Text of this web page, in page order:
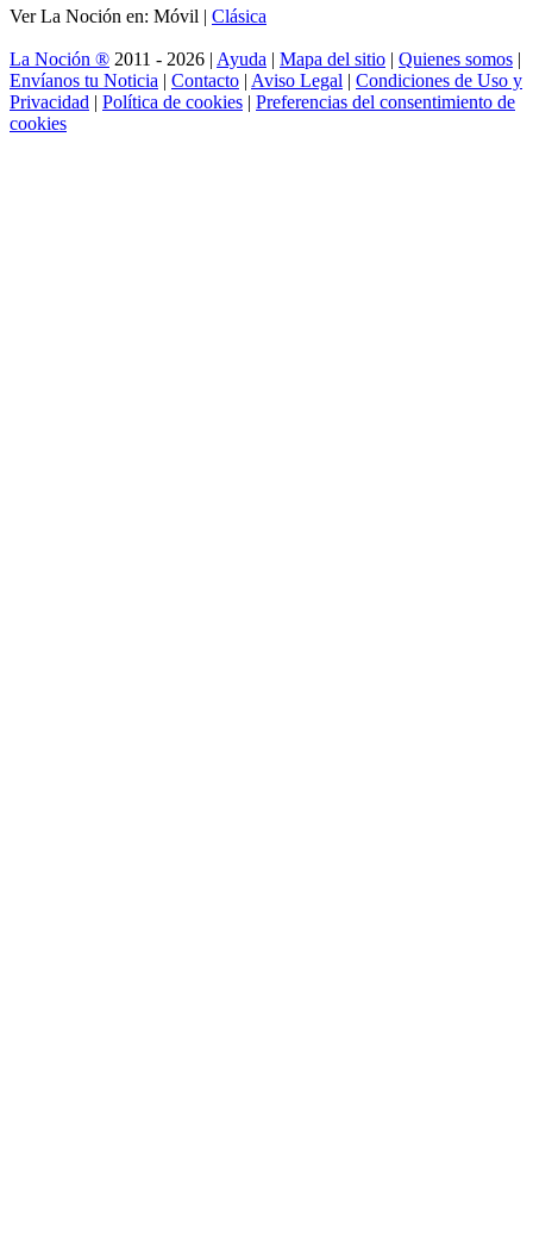
Ver La Noción en: Móvil | Clásica
La Noción ® 2011 - 2026 | Ayuda | Mapa del sitio | Quienes somos |
Envíanos tu Noticia | Contacto | Aviso Legal | Condiciones de Uso y
Privacidad | Política de cookies | Preferencias del consentimiento de
cookies